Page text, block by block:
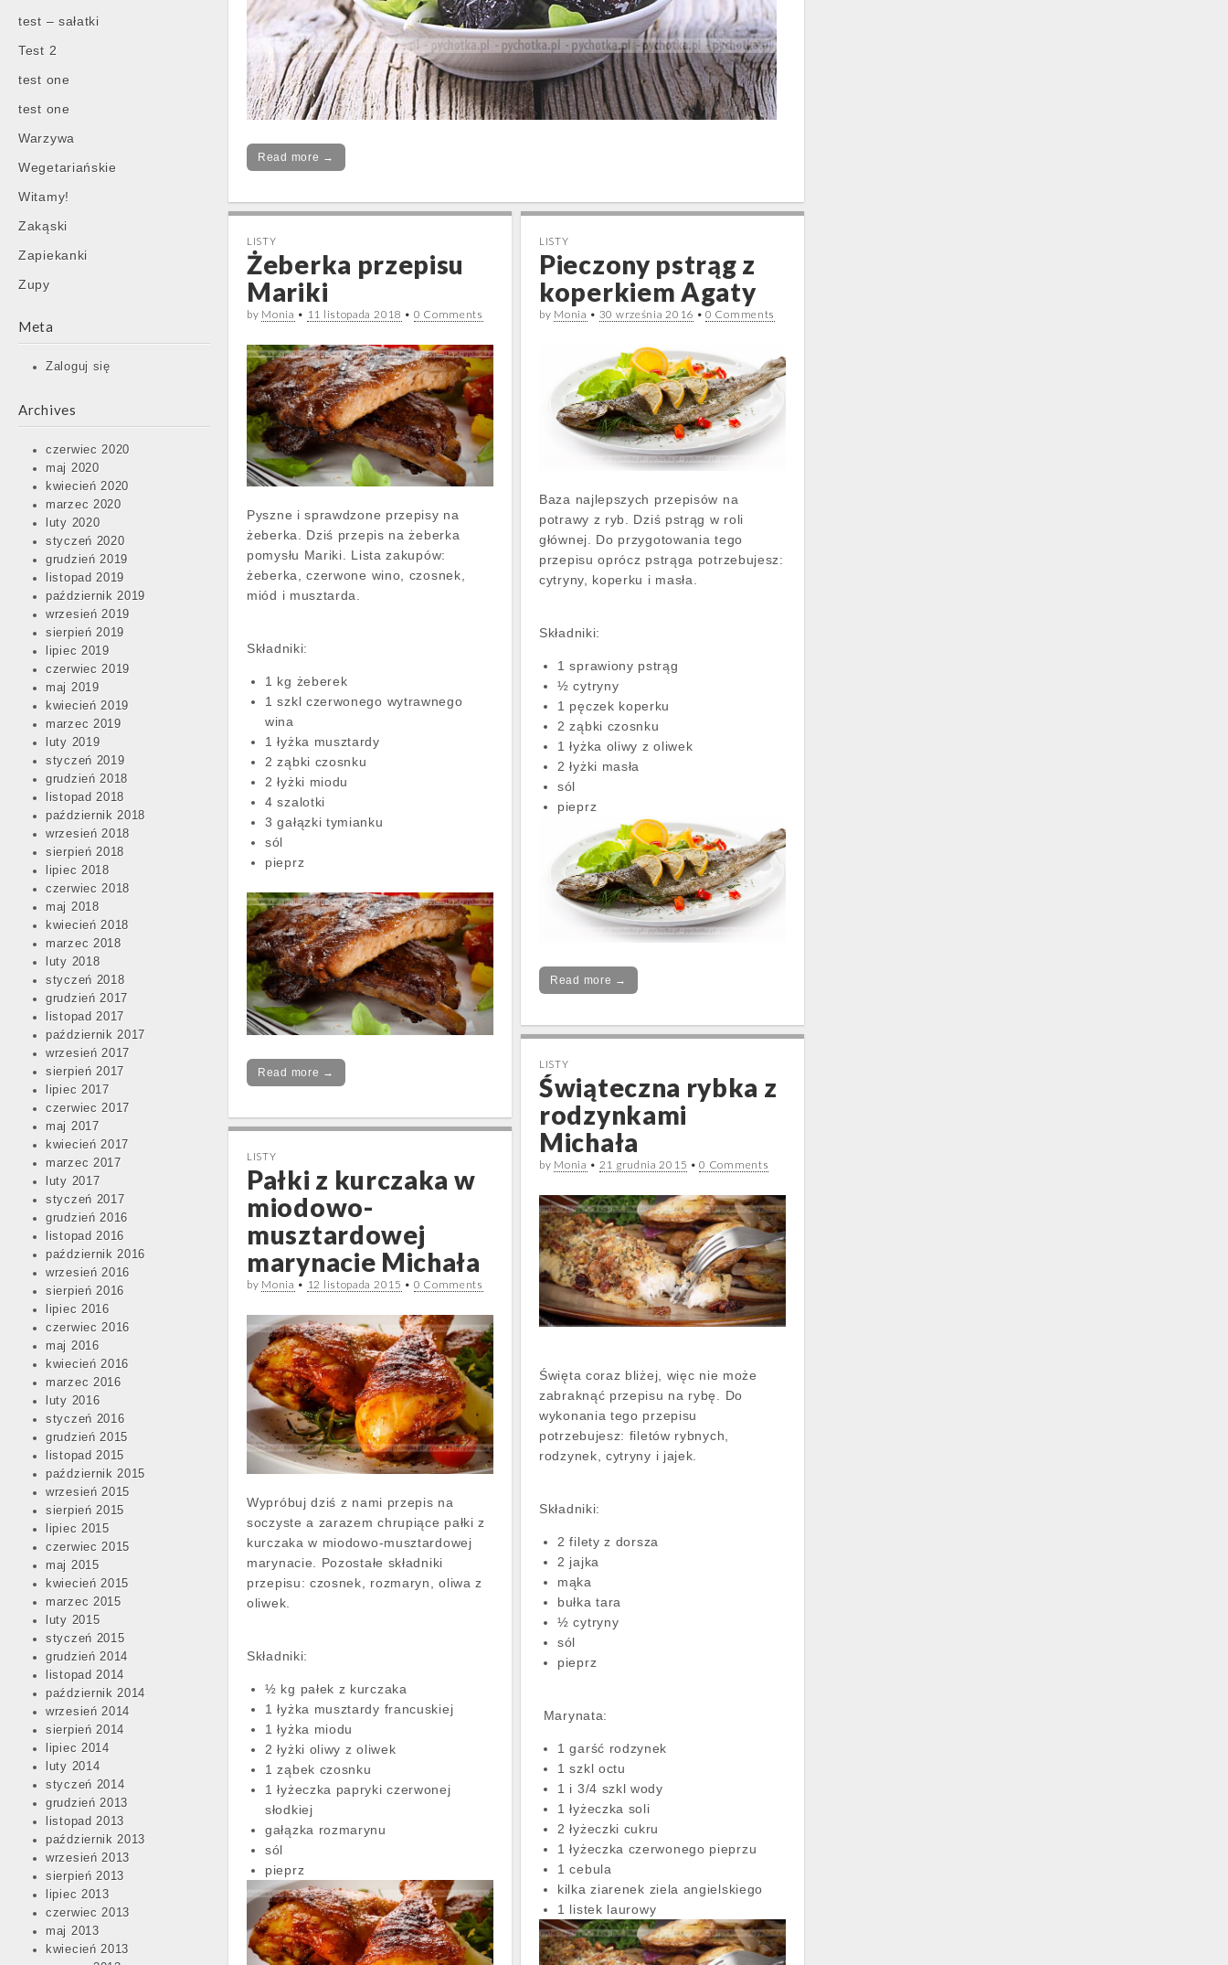
test – sałatki
Test 2
test one
test one
Warzywa
Wegetariańskie
Witamy!
Zakąski
Zapiekanki
Zupy
Meta
Zaloguj się
Archives
czerwiec 2020
maj 2020
kwiecień 2020
marzec 2020
luty 2020
styczeń 2020
grudzień 2019
listopad 2019
październik 2019
wrzesień 2019
sierpień 2019
lipiec 2019
czerwiec 2019
maj 2019
kwiecień 2019
marzec 2019
luty 2019
styczeń 2019
grudzień 2018
listopad 2018
październik 2018
wrzesień 2018
sierpień 2018
lipiec 2018
czerwiec 2018
maj 2018
kwiecień 2018
marzec 2018
luty 2018
styczeń 2018
grudzień 2017
listopad 2017
październik 2017
wrzesień 2017
sierpień 2017
lipiec 2017
czerwiec 2017
maj 2017
kwiecień 2017
marzec 2017
luty 2017
styczeń 2017
grudzień 2016
listopad 2016
październik 2016
wrzesień 2016
sierpień 2016
lipiec 2016
czerwiec 2016
maj 2016
kwiecień 2016
marzec 2016
luty 2016
styczeń 2016
grudzień 2015
listopad 2015
październik 2015
wrzesień 2015
sierpień 2015
lipiec 2015
czerwiec 2015
maj 2015
kwiecień 2015
marzec 2015
luty 2015
styczeń 2015
grudzień 2014
listopad 2014
październik 2014
wrzesień 2014
sierpień 2014
lipiec 2014
luty 2014
styczeń 2014
grudzień 2013
listopad 2013
październik 2013
wrzesień 2013
sierpień 2013
lipiec 2013
czerwiec 2013
maj 2013
kwiecień 2013
Read more →
LISTY
Żeberka przepisu
Mariki
by Monia • 11 listopada 2018 • 0 Comments
Pyszne i sprawdzone przepisy na
żeberka. Dziś przepis na żeberka
pomysłu Mariki. Lista zakupów:
żeberka, czerwone wino, czosnek,
miód i musztarda.
Składniki:
1 kg żeberek
1 szkl czerwonego wytrawnego
wina
1 łyżka musztardy
2 ząbki czosnku
2 łyżki miodu
4 szalotki
3 gałązki tymianku
sól
pieprz
Read more →
LISTY
Pieczony pstrąg z
koperkiem Agaty
by Monia • 30 września 2016 •0 Comments
Baza najlepszych przepisów na
potrawy z ryb. Dziś pstrąg w roli
głównej. Do przygotowania tego
przepisu oprócz pstrąga potrzebujesz:
cytryny, koperku i masła.
Składniki:
1 sprawiony pstrąg
½ cytryny
1 pęczek koperku
2 ząbki czosnku
1 łyżka oliwy z oliwek
2 łyżki masła
sól
pieprz
Read more →
LISTY
Świąteczna rybka z
rodzynkami
Michała
by Monia • 21 grudnia 2015 •0 Comments
Święta coraz bliżej, więc nie może
zabraknąć przepisu na rybę. Do
wykonania tego przepisu
potrzebujesz: filetów rybnych,
rodzynek, cytryny i jajek.
Składniki:
2 filety z dorsza
2 jajka
mąka
bułka tara
½ cytryny
sól
pieprz
Marynata:
1 garść rodzynek
1 szkl octu
1 i 3/4 szkl wody
1 łyżeczka soli
2 łyżeczki cukru
1 łyżeczka czerwonego pieprzu
1 cebula
kilka ziarenek ziela angielskiego
1 listek laurowy
LISTY
Pałki z kurczaka w
miodowo-
musztardowej
marynacie Michała
by Monia • 12 listopada 2015 • 0 Comments
Wypróbuj dziś z nami przepis na
soczyste a zarazem chrupiące pałki z
kurczaka w miodowo-musztardowej
marynacie. Pozostałe składniki
przepisu: czosnek, rozmaryn, oliwa z
oliwek.
Składniki:
½ kg pałek z kurczaka
1 łyżka musztardy francuskiej
1 łyżka miodu
2 łyżki oliwy z oliwek
1 ząbek czosnku
1 łyżeczka papryki czerwonej
słodkiej
gałązka rozmarynu
sól
pieprz